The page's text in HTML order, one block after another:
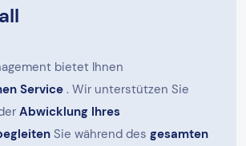
bietet Ihnen
Service . Wir unterstützen Sie
Abwicklung Ihres
Sie während des gesamten